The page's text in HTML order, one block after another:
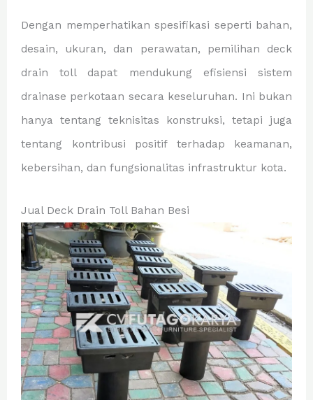
Dengan memperhatikan spesifikasi seperti bahan,
desain, ukuran, dan perawatan, pemilihan deck
drain toll dapat mendukung efisiensi sistem
drainase perkotaan secara keseluruhan. Ini bukan
hanya tentang teknisitas konstruksi, tetapi juga
tentang kontribusi positif terhadap keamanan,
kebersihan, dan fungsionalitas infrastruktur kota.
Jual Deck Drain Toll Bahan Besi